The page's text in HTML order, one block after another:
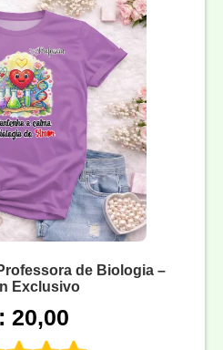
de Biologia –
Exclusivo
20,00